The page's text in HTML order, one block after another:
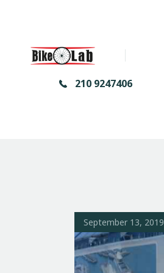
210 9247406
September 13, 2019